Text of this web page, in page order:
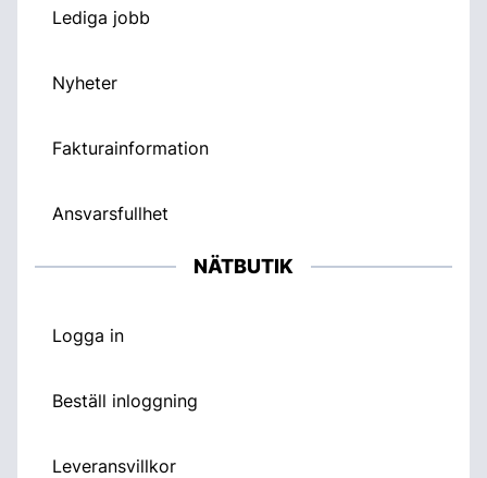
Lediga jobb
Nyheter
Fakturainformation
Ansvarsfullhet
NÄTBUTIK
Logga in
Beställ inloggning
Leveransvillkor